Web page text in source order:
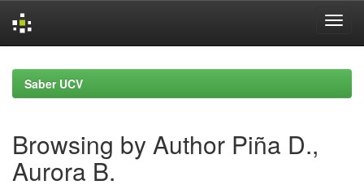
navigationSaber UCV
Browsing by Author Piña D.,
Aurora B.